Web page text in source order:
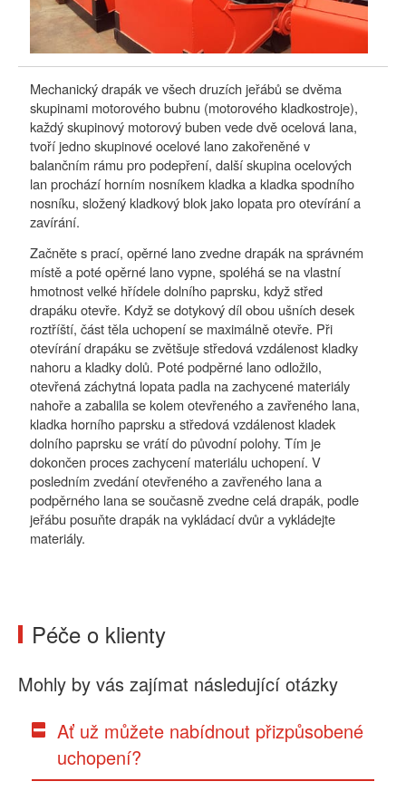
Mechanický drapák ve všech druzích jeřábů se dvěma
skupinami motorového bubnu (motorového kladkostroje),
každý skupinový motorový buben vede dvě ocelová lana,
tvoří jedno skupinové ocelové lano zakořeněné v
balančním rámu pro podepření, další skupina ocelových
lan prochází horním nosníkem kladka a kladka spodního
nosníku, složený kladkový blok jako lopata pro otevírání a
zavírání.
Začněte s prací, opěrné lano zvedne drapák na správném
místě a poté opěrné lano vypne, spoléhá se na vlastní
hmotnost velké hřídele dolního paprsku, když střed
drapáku otevře. Když se dotykový díl obou ušních desek
roztříští, část těla uchopení se maximálně otevře. Při
otevírání drapáku se zvětšuje středová vzdálenost kladky
nahoru a kladky dolů. Poté podpěrné lano odložilo,
otevřená záchytná lopata padla na zachycené materiály
nahoře a zabalila se kolem otevřeného a zavřeného lana,
kladka horního paprsku a středová vzdálenost kladek
dolního paprsku se vrátí do původní polohy. Tím je
dokončen proces zachycení materiálu uchopení. V
posledním zvedání otevřeného a zavřeného lana a
podpěrného lana se současně zvedne celá drapák, podle
jeřábu posuňte drapák na vykládací dvůr a vykládejte
materiály.
Péče o klienty
Mohly by vás zajímat následující otázky
Ať už můžete nabídnout přizpůsobené
uchopení?